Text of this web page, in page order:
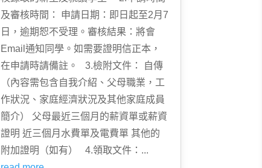
及審核時間： 申請日期：即日起至2月7
日，逾期恕不受理。審核結果：將會
Email通知同學。如需要證明信正本，
在申請時請備註。 3.檢附文件： 自傳
（內容需包含自我介紹、父母職業，工
作狀況、家庭經濟狀況及其他家庭成員
簡介） 父母最近三個月的薪資單或薪資
證明 近三個月水費單及電費單 其他的
附加證明（如有） 4.領取文件：...